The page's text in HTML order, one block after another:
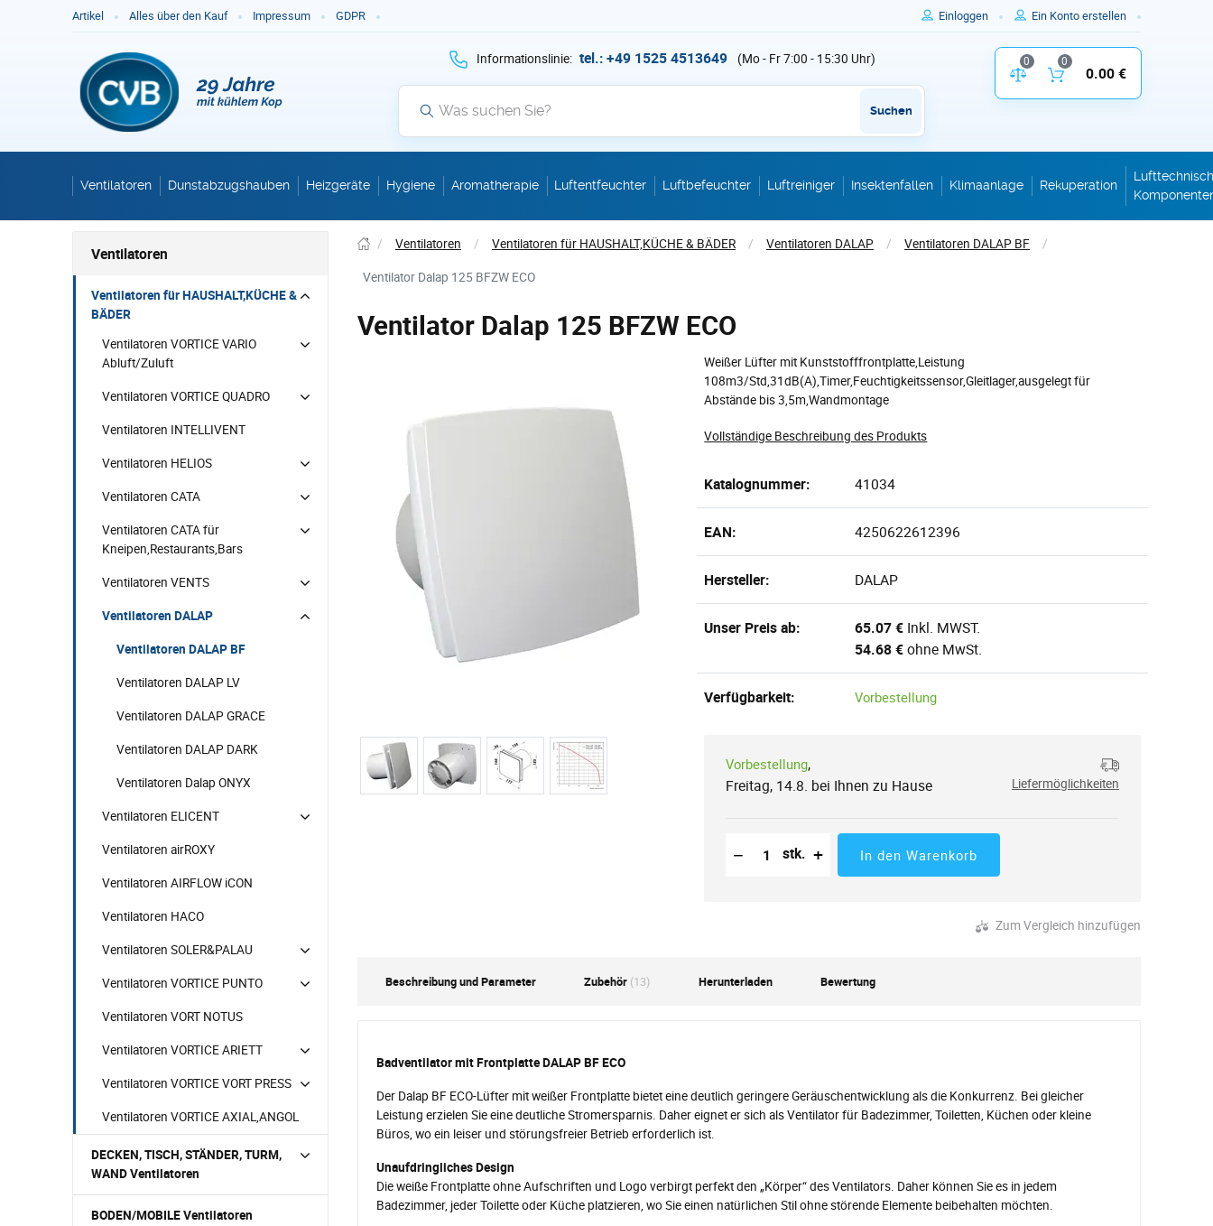
Artikel Alles über den Kauf Impressum GDPR Einloggen Ein Konto erstellen
Informationslinie: tel.: +49 1525 4513649 (Mo - Fr 7:00 - 15:30 Uhr)
Suchen
Vergleich der Produktparameter
0
Inhalt des
0
0.00 €
Ventilatoren Dunstabzugshauben Heizgeräte Hygiene Aromatherapie Luftentfeuchter Luftbefeuchter Luftreiniger Insektenfallen Klimaanlage Rekuperation
/ Ventilatoren / Ventilatoren für HAUSHALT,KÜCHE & BÄDER / Ventilatoren DALAP / Ventilatoren DALAP BF /
Ventilator Dalap 125 BFZW ECO
Ventilator Dalap 125 BFZW ECO
Weißer Lüfter mit Kunststofffrontplatte,Leistung
108m3/Std,31dB(A),Timer,Feuchtigkeitssensor,Gleitlager,ausgelegt für
Abstände bis 3,5m,Wandmontage
Vollständige Beschreibung des Produkts
Katalognummer: 41034
EAN: 4250622612396
Hersteller: DALAP
Unser Preis ab: 65.07 € Inkl. MWST.
54.68 €ohne MwSt.
Verfügbarkeit: Vorbestellung
Vorbestellung,
Freitag, 14.8. bei Ihnen zu Hause
Liefermöglichkeiten
−
Reduzierung der Menge
Anzahl der Stücke
stk. + In den Warenkorb
Zum Vergleich hinzufügen
Beschreibung und Parameter Zubehör (13) Herunterladen Bewertung
Badventilator mit Frontplatte DALAP BF ECO
Der Dalap BF ECO-Lüfter mit weißer Frontplatte bietet eine deutlich geringere Geräuschentwicklung als die Konkurrenz. Bei gleicher
Leistung erzielen Sie eine deutliche Stromersparnis. Daher eignet er sich als Ventilator für Badezimmer, Toiletten, Küchen oder kleine
Büros, wo ein leiser und störungsfreier Betrieb erforderlich ist.
Unaufdringliches Design
Die weiße Frontplatte ohne Aufschriften und Logo verbirgt perfekt den „Körper“ des Ventilators. Daher können Sie es in jedem
Badezimmer, jeder Toilette oder Küche platzieren, wo Sie einen natürlichen Stil ohne störende Elemente beibehalten möchten.
Ventilatoren
Ventilatoren für HAUSHALT,KÜCHE &
BÄDER
Ventilatoren VORTICE VARIO
Abluft/Zuluft
Ventilatoren VORTICE QUADRO
Ventilatoren INTELLIVENT
Ventilatoren HELIOS
Ventilatoren CATA
Ventilatoren CATA für
Kneipen,Restaurants,Bars
Ventilatoren VENTS
Ventilatoren DALAP
Ventilatoren DALAP BF
Ventilatoren DALAP LV
Ventilatoren DALAP GRACE
Ventilatoren DALAP DARK
Ventilatoren Dalap ONYX
Ventilatoren ELICENT
Ventilatoren airROXY
Ventilatoren AIRFLOW iCON
Ventilatoren HACO
Ventilatoren SOLER&PALAU
Ventilatoren VORTICE PUNTO
Ventilatoren VORT NOTUS
Ventilatoren VORTICE ARIETT
Ventilatoren VORTICE VORT PRESS
Ventilatoren VORTICE AXIAL,ANGOL
DECKEN, TISCH, STÄNDER, TURM,
WAND Ventilatoren
BODEN/MOBILE Ventilatoren